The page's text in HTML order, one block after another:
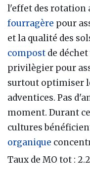
l'effet des rotation
fourragère pour
et la qualité des
compost de
privilègier pour
surtout optimiser
adventices. Pas
moment. Durant
cultures
organique
Taux de MO tot : 2.2